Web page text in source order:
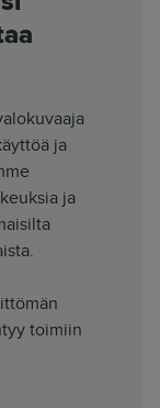
ja
ja
toimiin